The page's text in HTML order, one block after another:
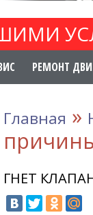
РЕМОНТ
Главная »
ГНЕТ